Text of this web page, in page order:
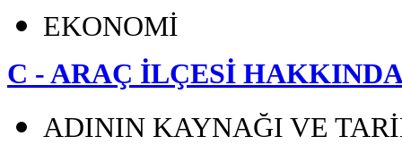
EKONOMİ
C - ARAÇ İLÇESİ
ADININ KAYNAĞI VE